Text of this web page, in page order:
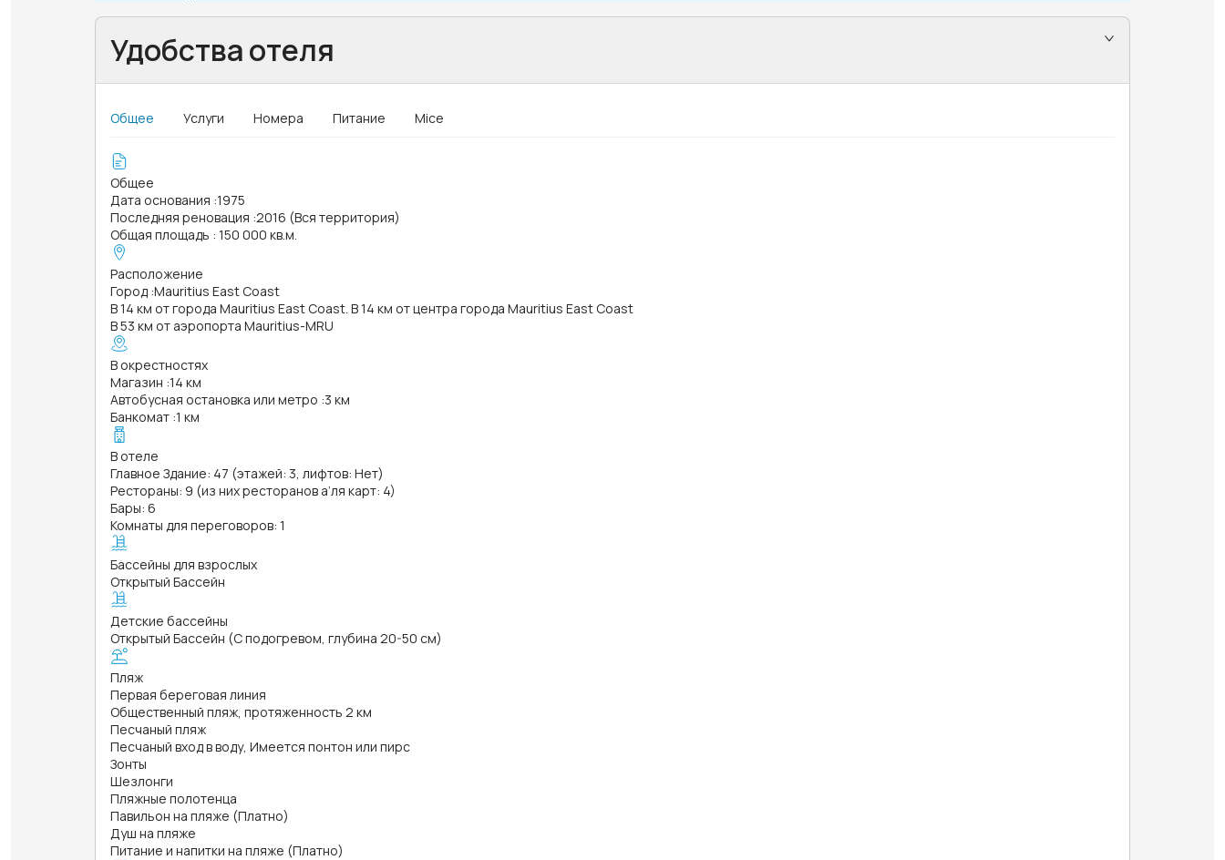
Удобства отеля
Общее Услуги Номера Питание Mice
Общее
Дата основания :1975
Последняя реновация :2016 (Вся территория)
Общая площадь : 150 000 кв.м.
Расположение
Город :Mauritius East Coast
В 14 км от города Mauritius East Coast. В 14 км от центра города Mauritius East Coast
В 53 км от аэропорта Mauritius-MRU
В окрестностях
Магазин :14 км
Автобусная остановка или метро :3 км
Банкомат :1 км
В отеле
Главное Здание: 47 (этажей: 3, лифтов: Нет)
Рестораны: 9 (из них ресторанов а’ля карт: 4)
Бары: 6
Комнаты для переговоров: 1
Бассейны для взрослых
Открытый Бассейн
Детские бассейны
Открытый Бассейн (С подогревом, глубина 20-50 см)
Пляж
Первая береговая линия
Общественный пляж, протяженность 2 км
Песчаный пляж
Песчаный вход в воду, Имеется понтон или пирс
Зонты
Шезлонги
Пляжные полотенца
Павильон на пляже (Платно)
Душ на пляже
Питание и напитки на пляже (Платно)